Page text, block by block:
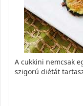
A cukkini nemcsak
szigorú diétát